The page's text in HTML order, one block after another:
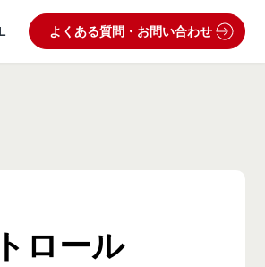
病院専用フード
よくある質問・お問い合わせ
ロール